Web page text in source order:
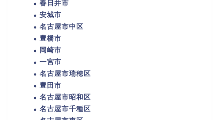
春日井市
安城市
名古屋市中区
豊橋市
岡崎市
一宮市
名古屋市瑞穂区
豊田市
名古屋市昭和区
名古屋市千種区